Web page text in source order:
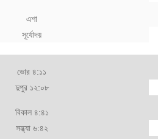
এশা
সূর্যোদয়
ভোর ৪:১১
দুপুর ১২:০৮
বিকাল ৪:৪১
সন্ধ্যা ৬:৪২